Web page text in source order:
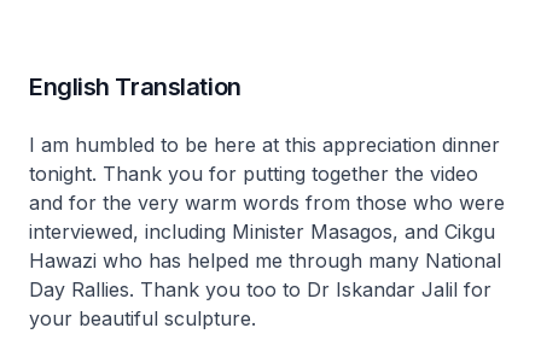
English Translation
I am humbled to be here at this appreciation dinner
tonight. Thank you for putting together the video
and for the very warm words from those who were
interviewed, including Minister Masagos, and Cikgu
Hawazi who has helped me through many National
Day Rallies. Thank you too to Dr Iskandar Jalil for
your beautiful sculpture.